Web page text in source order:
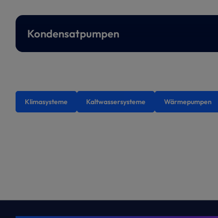
Kondensatpumpen
Klimasysteme Kaltwassersysteme Wärmepumpen